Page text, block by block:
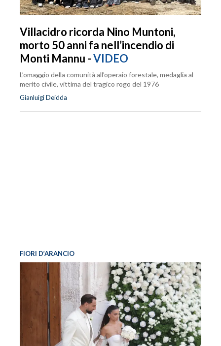
Villacidro ricorda Nino Muntoni,
morto 50 anni fa nell’incendio di
Monti Mannu -VIDEO
L’omaggio della comunità all’operaio forestale, medaglia al
merito civile, vittima del tragico rogo del 1976
Gianluigi Deidda
FIORI D’ARANCIO